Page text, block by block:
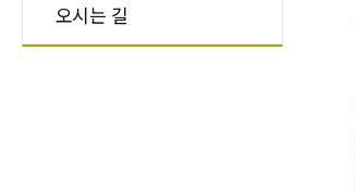
오시는 길